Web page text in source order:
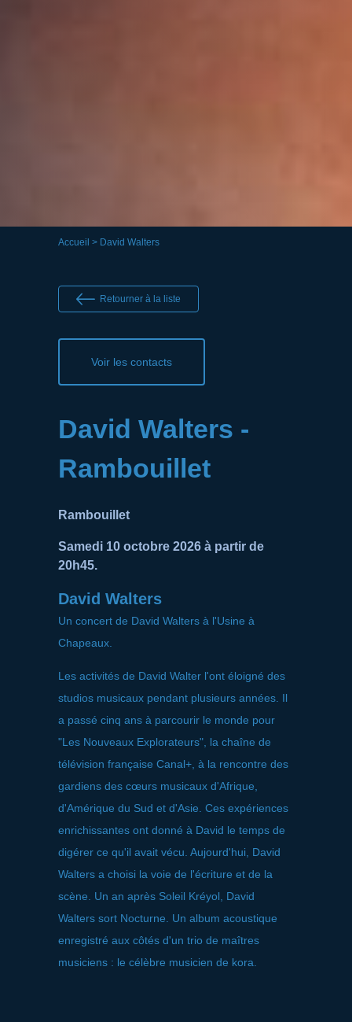
Accueil > David Walters
Retourner à la liste
Voir les contacts
David Walters -
Rambouillet
Rambouillet
Samedi 10 octobre 2026 à partir de
20h45.
David Walters
Un concert de David Walters à l'Usine à
Chapeaux.
Les activités de David Walter l'ont éloigné des
studios musicaux pendant plusieurs années. Il
a passé cinq ans à parcourir le monde pour
"Les Nouveaux Explorateurs", la chaîne de
télévision française Canal+, à la rencontre des
gardiens des cœurs musicaux d'Afrique,
d'Amérique du Sud et d'Asie. Ces expériences
enrichissantes ont donné à David le temps de
digérer ce qu'il avait vécu. Aujourd'hui, David
Walters a choisi la voie de l'écriture et de la
scène. Un an après Soleil Kréyol, David
Walters sort Nocturne. Un album acoustique
enregistré aux côtés d'un trio de maîtres
musiciens : le célèbre musicien de kora.